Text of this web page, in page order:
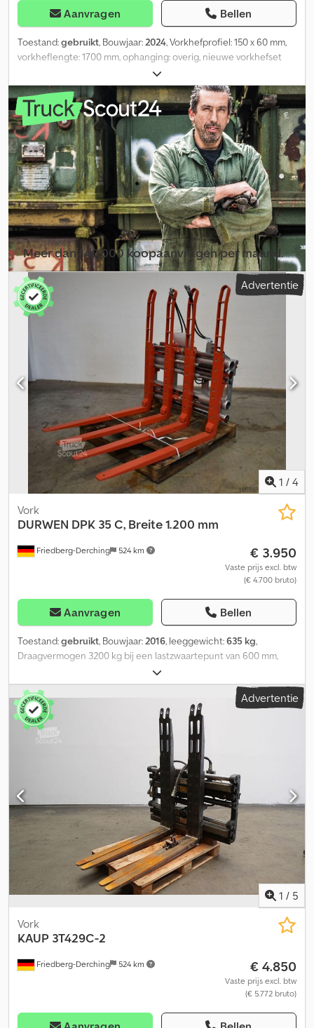
Aanvragen Bellen
Toestand:gebruikt, Bouwjaar:2024, Vorkhefprofiel: 150 x 60 mm,
vorkheflengte: 1700 mm, ophanging: overig, nieuwe vorkhefset
150x60x1700 mm, uitgevoerd als mesvork, glijprofielen ingebouwd,
geschikt voor 3,5T466IZ, vorklengte: 1700. Cjdpfx Ajydrk Ioflsrf
Meer dan 140.000 koopaanvragen per maand.
Selecteer dealerpakket Advertentie
1 / 4
Friedberg-Derching 524 km
Vork
DURWEN DPK 35 C, Breite 1.200 mm
€ 3.950
Vaste prijs excl. btw
(€ 4.700 bruto)
Aanvragen Bellen
Toestand:gebruikt, Bouwjaar:2016, leeggewicht:635 kg,
Draagvermogen 3200 kg bij een lastzwaartepunt van 600 mm,
vorkdikte 80 x 40 mm, vorklengte: 1200 mm, breedte van de
vorkenbeugel: 1200 mm, openingsbereik: 560 - 1.940 mm,
ophanging: FEM3B, uitsteekmaat: 185 mm, eigen zwaartepunt: 230
mm, gebruikte DURWEN dubbele palletvork - CREATON-
UITVOERING, type DPK 35 C met geschroefde vorken met een
aparte zijdelingse verschuiving van +/- 100 mm, breedte 1.200 mm,
verstelbereik 560 - 1.940 mm, vorken 1.200 x 80 x 60 mm (bruikbare
lengte: 1.170 mm), FEM III B, inclusief metalen aanslag in de
vorkknik, 30 mm, inclusief 2 lasnaden per vork, inclusief boorgat
met een diameter van 15 mm aan het uiteinde van de vork, vorken
standaard voorzien van slijtbescherming en beschermrooster
1.450 mm boven de vloer, breedte vorkenbeugel: 1200, vorklengte:
1200, lastzwaartepunt: 600, eigen zwaartepunt: 230. Crjdpfx
Advertentie
1 / 5
Friedberg-Derching 524 km
Vork
KAUP 3T429C-2
€ 4.850
Vaste prijs excl. btw
(€ 5.772 bruto)